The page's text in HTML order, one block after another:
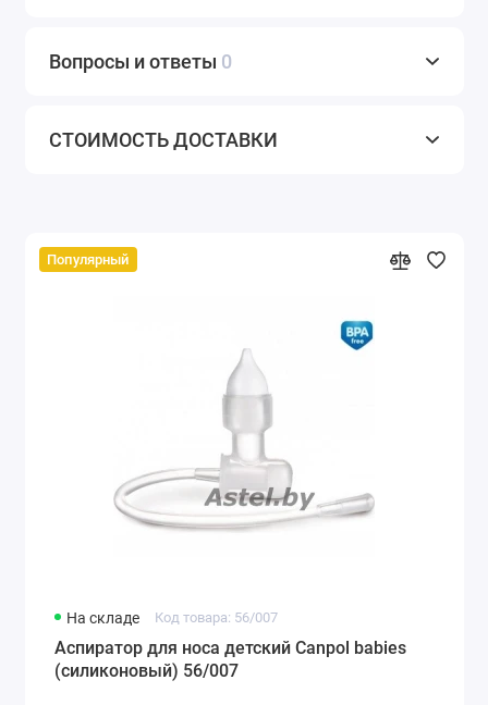
Вопросы и ответы 0
СТОИМОСТЬ ДОСТАВКИ
Популярный
На складе Код товара: 56/007
Аспиратор для носа детский Canpol babies
(силиконовый) 56/007